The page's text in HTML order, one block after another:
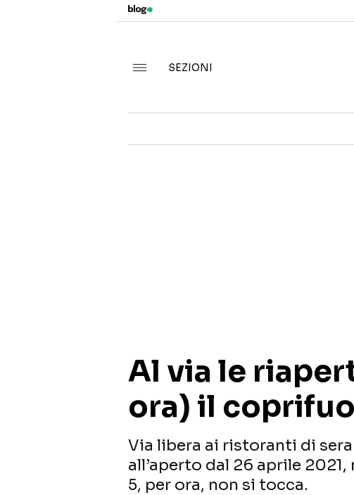
SEZIONI
Al via le
ora) il
Via libera ai ristoranti di
all’aperto dal 26 aprile
5, per ora, non si tocca.